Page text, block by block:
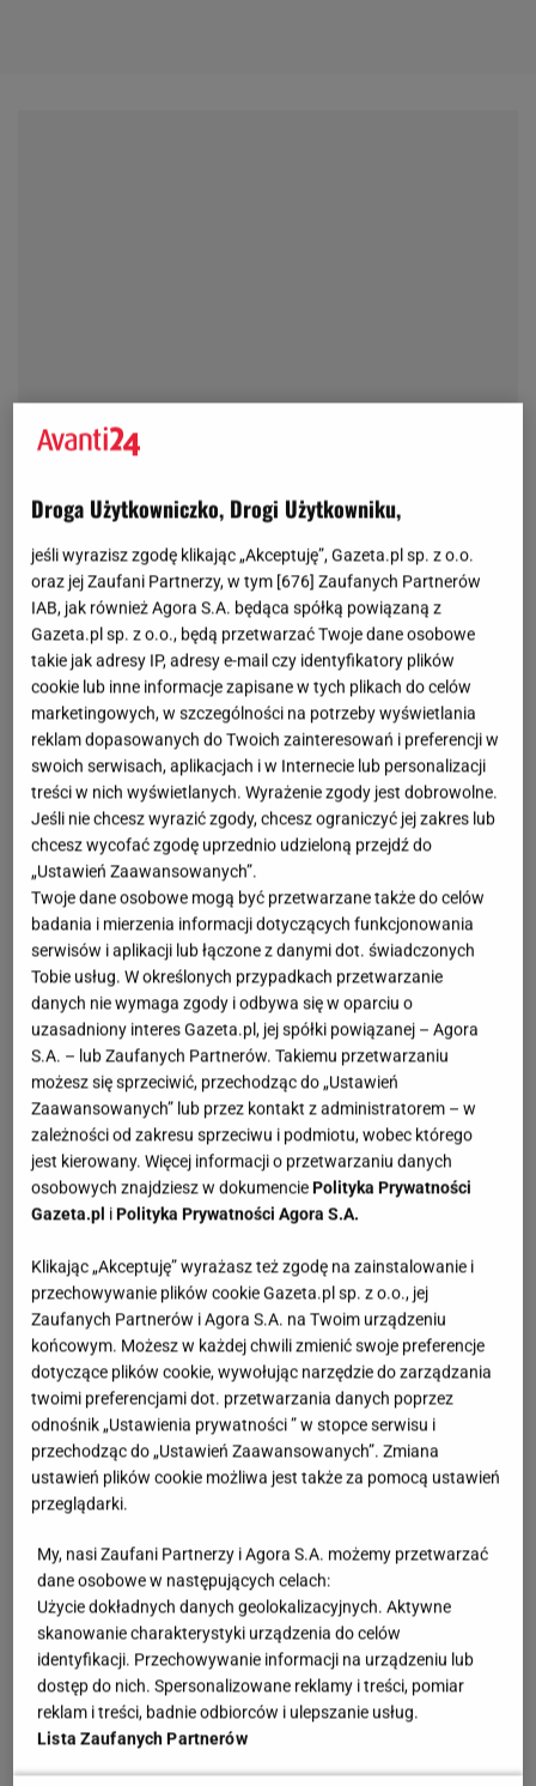
Droga Użytkowniczko, Drogi Użytkowniku,
jeśli wyrazisz zgodę klikając „Akceptuję”, Gazeta.pl sp. z o.o.
oraz jej Zaufani Partnerzy, w tym [676] Zaufanych Partnerów
IAB, jak również Agora S.A. będąca spółką powiązaną z
Gazeta.pl sp. z o.o., będą przetwarzać Twoje dane osobowe
takie jak adresy IP, adresy e-mail czy identyfikatory plików
cookie lub inne informacje zapisane w tych plikach do celów
marketingowych, w szczególności na potrzeby wyświetlania
reklam dopasowanych do Twoich zainteresowań i preferencji w
swoich serwisach, aplikacjach i w Internecie lub personalizacji
treści w nich wyświetlanych. Wyrażenie zgody jest dobrowolne.
Jeśli nie chcesz wyrazić zgody, chcesz ograniczyć jej zakres lub
chcesz wycofać zgodę uprzednio udzieloną przejdź do
„Ustawień Zaawansowanych”.
Twoje dane osobowe mogą być przetwarzane także do celów
badania i mierzenia informacji dotyczących funkcjonowania
serwisów i aplikacji lub łączone z danymi dot. świadczonych
Tobie usług. W określonych przypadkach przetwarzanie
danych nie wymaga zgody i odbywa się w oparciu o
uzasadniony interes Gazeta.pl, jej spółki powiązanej – Agora
S.A. – lub Zaufanych Partnerów. Takiemu przetwarzaniu
możesz się sprzeciwić, przechodząc do „Ustawień
Zaawansowanych” lub przez kontakt z administratorem – w
zależności od zakresu sprzeciwu i podmiotu, wobec którego
jest kierowany. Więcej informacji o przetwarzaniu danych
osobowych znajdziesz w dokumenciePolityka Prywatności
Gazeta.pl iPolityka Prywatności Agora S.A.
Klikając „Akceptuję” wyrażasz też zgodę na zainstalowanie i
przechowywanie plików cookie Gazeta.pl sp. z o.o., jej
Zaufanych Partnerów i Agora S.A. na Twoim urządzeniu
końcowym. Możesz w każdej chwili zmienić swoje preferencje
dotyczące plików cookie, wywołując narzędzie do zarządzania
twoimi preferencjami dot. przetwarzania danych poprzez
odnośnik „Ustawienia prywatności ” w stopce serwisu i
przechodząc do „Ustawień Zaawansowanych”. Zmiana
ustawień plików cookie możliwa jest także za pomocą ustawień
przeglądarki.
My, nasi Zaufani Partnerzy i Agora S.A. możemy przetwarzać
dane osobowe w następujących celach:
Użycie dokładnych danych geolokalizacyjnych. Aktywne
skanowanie charakterystyki urządzenia do celów
identyfikacji. Przechowywanie informacji na urządzeniu lub
dostęp do nich. Spersonalizowane reklamy i treści, pomiar
reklam i treści, badnie odbiorców i ulepszanie usług.
Lista Zaufanych Partnerów